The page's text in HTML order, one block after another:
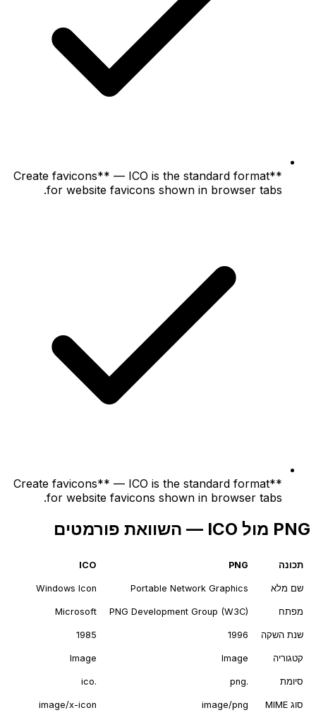
**Create favicons** — ICO is the standard format
for website favicons shown in browser tabs.
**Create favicons** — ICO is the standard format
for website favicons shown in browser tabs.
PNG מול ICO — השוואת פורמטים
תכונה PNG
ICO
שם מלא Portable Network Graphics
Windows Icon
מפתח PNG Development Group (W3C)
Microsoft
שנת השקה 1996
1985
קטגוריה Image
Image
סיומת .png
.ico
סוג MIME image/png
image/x-icon